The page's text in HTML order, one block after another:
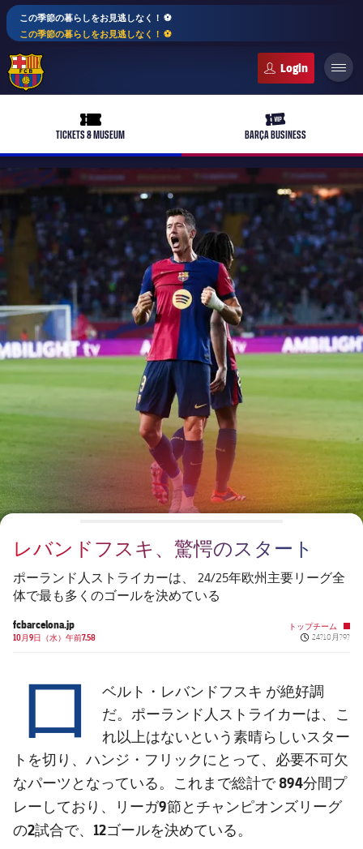
この季節の暮らしをお見逃しなく！ ⚽️
この季節の暮らしをお見逃しなく！ ⚽️
ticket-full
TICKETS & MUSEUM
ticket-vip
BARÇA BUSINESS
plusicon
label.aria.plus
バルサアカデミー
plusicon
label.aria.plus
10年毎
plusicon
label.aria.plus
プレスパス
Facilities
PLUSICON
LABEL.ARIA.PLUS
トップチーム
女子サッカー
plusicon
label.aria.plus
スケジュール
チケット
結果
順位表
バルサAtlètic
plusicon
label.aria.plus
スケジュール
チケット
順位表
LABEL.ARIA.PLUS
トップチーム
チケット
結果
順位表
LABEL.ARIA.PLUS
トップチーム
スケジュール
チケット
結果
順位表
PLUSICON
LABEL.ARIA.PLUS
トップチーム
スケジュール
チケット
結果
順位表
トップチーム
plusicon
label.aria.plus
スケジュール
チケット
結果
レバンドフスキ、驚愕のスタート
ポーランド人ストライカーは、 24/25年欧州主要リーグ全
体で最も多くのゴールを決めている
fcbarcelona.jp
10月9日（水）午前7.58
トップチーム
Published
24?10月?9?
ロ ベルト・レバンドフスキ が絶好調
だ。ポーランド人ストライカーは、こ
れ以上はないという素晴らしいスター
トを切り、ハンジ・フリックにとって、必要不可欠
なパーツとなっている。これまで総計で 894分間プ
レーしており、リーガ9節とチャンピオンズリーグ
の2試合で、12ゴールを決めている。